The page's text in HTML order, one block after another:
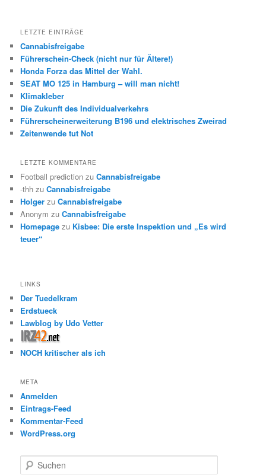
LETZTE EINTRÄGE
Cannabisfreigabe
Führerschein-Check (nicht nur für Ältere!)
Honda Forza das Mittel der Wahl.
SEAT MO 125 in Hamburg – will man nicht!
Klimakleber
Die Zukunft des Individualverkehrs
Führerscheinerweiterung B196 und elektrisches Zweirad
Zeitenwende tut Not
LETZTE KOMMENTARE
Football prediction zuCannabisfreigabe
-thh zuCannabisfreigabe
Holger zuCannabisfreigabe
Anonym zuCannabisfreigabe
Homepage zu Kisbee: Die erste Inspektion und „Es wird
teuer“
LINKS
Der Tuedelkram
Erdstueck
Lawblog by Udo Vetter
NOCH kritischer als ich
META
Anmelden
Eintrags-Feed
Kommentar-Feed
WordPress.org
u